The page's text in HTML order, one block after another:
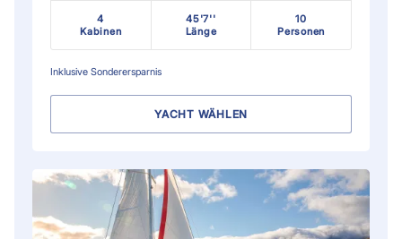
4
Kabinen
45'7''
Länge
10
Personen
Inklusive Sonderersparnis
YACHT WÄHLEN